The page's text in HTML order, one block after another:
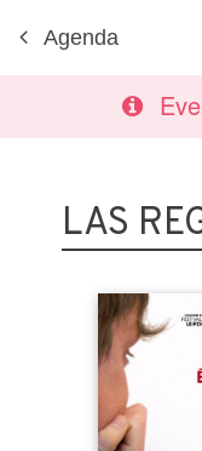
Agenda
LAS